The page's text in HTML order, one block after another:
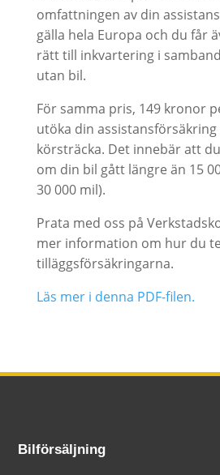
omfattningen av din
gälla hela Europa och du får
rätt till inkvartering i
utan bil.
För samma pris, 149 kronor
utöka din
körsträcka. Det innebär att
om din bil gått längre än 15
30 000 mil).
Prata med oss på
mer information om hur du
tilläggsförsäkringarna.
Läs mer i denna PDF-filen.
Bilförsäljning